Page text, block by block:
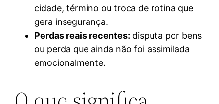
cidade, término ou troca de rotina que
gera insegurança.
Perdas reais recentes: disputa por bens
ou perda que ainda não foi assimilada
emocionalmente.